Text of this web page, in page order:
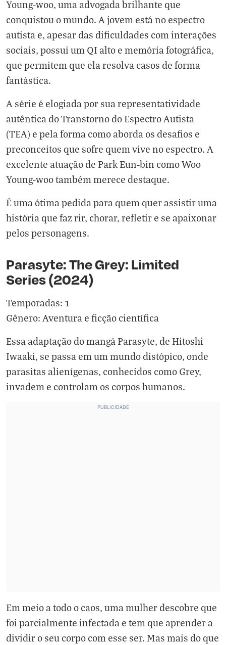
Young-woo, uma advogada brilhante que
conquistou o mundo. A jovem está no espectro
autista e, apesar das dificuldades com interações
sociais, possui um QI alto e memória fotográfica,
que permitem que ela resolva casos de forma
fantástica.
A série é elogiada por sua representatividade
autêntica do Transtorno do Espectro Autista
(TEA) e pela forma como aborda os desafios e
preconceitos que sofre quem vive no espectro. A
excelente atuação de Park Eun-bin como Woo
Young-woo também merece destaque.
É uma ótima pedida para quem quer assistir uma
história que faz rir, chorar, refletir e se apaixonar
pelos personagens.
Parasyte: The Grey: Limited
Series (2024)
Temporadas: 1
Gênero: Aventura e ficção científica
Essa adaptação do mangá Parasyte, de Hitoshi
Iwaaki, se passa em um mundo distópico, onde
parasitas alienígenas, conhecidos como Grey,
invadem e controlam os corpos humanos.
Em meio a todo o caos, uma mulher descobre que
foi parcialmente infectada e tem que aprender a
dividir o seu corpo com esse ser. Mas mais do que